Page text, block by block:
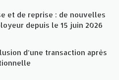
et de reprise : de nouvelles
depuis le 15 juin 2026
d’une transaction après